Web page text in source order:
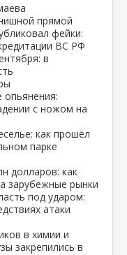
прямой
фейки:
ВС РФ
в
опьянения:
с ножом на
как прошёл
парке
долларов: как
зарубежные рынки
под ударом:
атаки
в химии и
закрепились в